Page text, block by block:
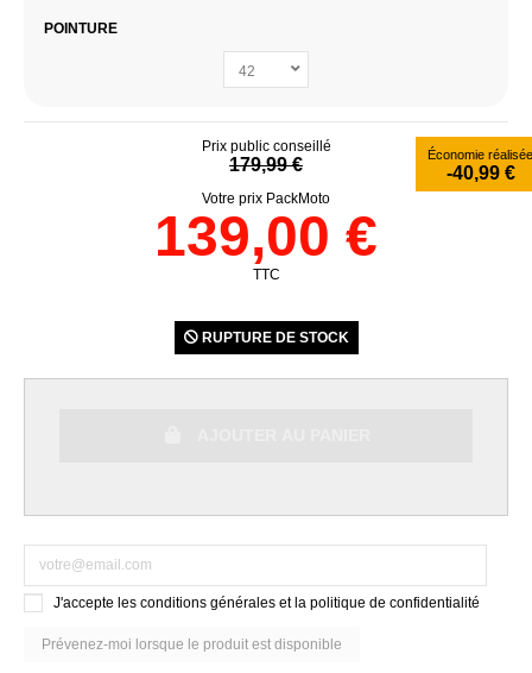
POINTURE
Prix public conseillé
179,99 € Économie réalisée
-40,99 €
Votre prix PackMoto
139,00 €
TTC
RUPTURE DE STOCK
J'accepte les conditions générales et la politique de confidentialité